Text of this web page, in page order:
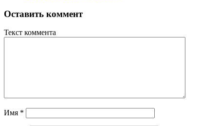
Оставить коммент
Текст коммента
Имя *